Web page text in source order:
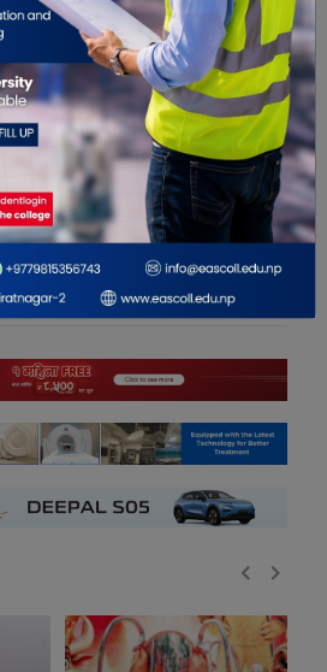
कस्तो महसुस
भयो ?
0 0 0
0